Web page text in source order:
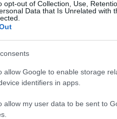
opt-out of Collection, Use,
Data that Is Unrelated with
allow Google to enable storage
identifiers in apps.
allow my user data to be sent to
miatt.
Rallyt, mely eredetileg tíz
három szakaszt is törölni
Aleksandrov kettős
és végül 33,9